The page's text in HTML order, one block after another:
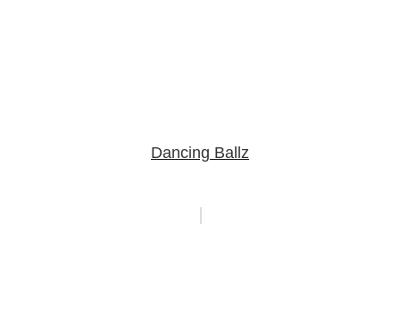
Dancing Ballz